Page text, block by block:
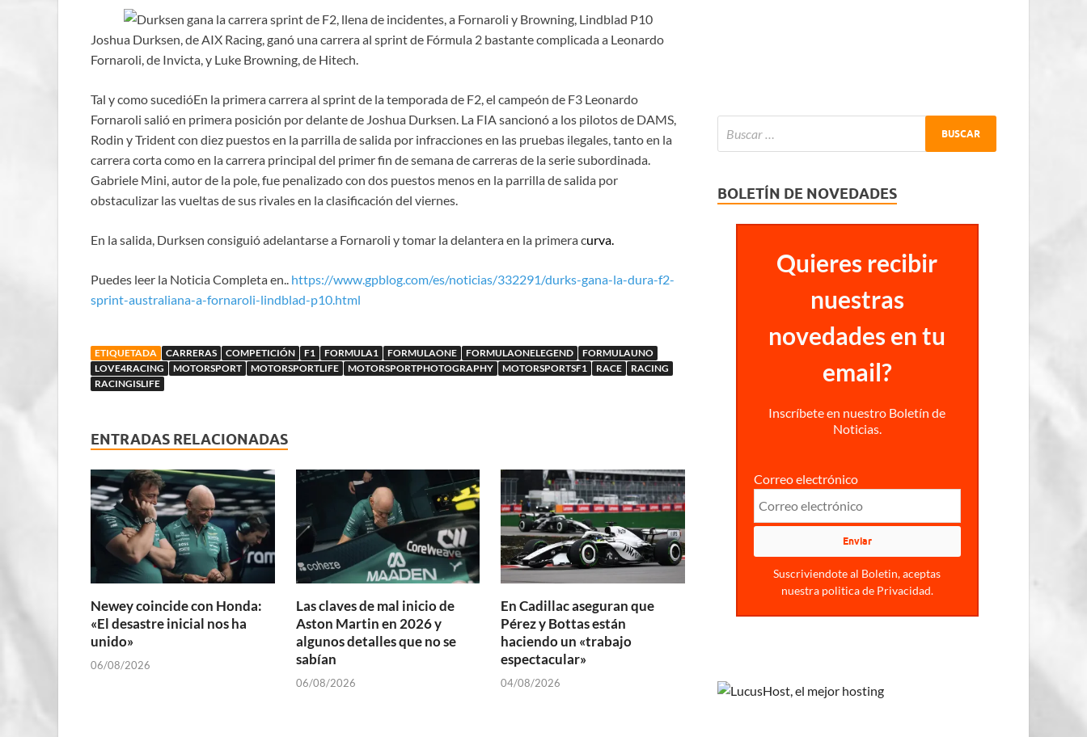
Joshua Durksen, de AIX Racing, ganó una carrera al sprint de Fórmula 2 bastante complicada a Leonardo
Fornaroli, de Invicta, y Luke Browning, de Hitech.
Tal y como sucedióEn la primera carrera al sprint de la temporada de F2, el campeón de F3 Leonardo
Fornaroli salió en primera posición por delante de Joshua Durksen. La FIA sancionó a los pilotos de DAMS,
Rodin y Trident con diez puestos en la parrilla de salida por infracciones en las pruebas ilegales, tanto en la
carrera corta como en la carrera principal del primer fin de semana de carreras de la serie subordinada.
Gabriele Mini, autor de la pole, fue penalizado con dos puestos menos en la parrilla de salida por
obstaculizar las vueltas de sus rivales en la clasificación del viernes.
En la salida, Durksen consiguió adelantarse a Fornaroli y tomar la delantera en la primera curva.
Puedes leer la Noticia Completa en.. https://www.gpblog.com/es/noticias/332291/durks-gana-la-dura-f2-
sprint-australiana-a-fornaroli-lindblad-p10.html
ETIQUETADA CARRERAS COMPETICIÓN F1 FORMULA1 FORMULAONE FORMULAONELEGEND
FORMULAUNO
LOVE4RACING
MOTORSPORT MOTORSPORTLIFE MOTORSPORTPHOTOGRAPHY MOTORSPORTSF1 RACE
RACING
RACINGISLIFE
ENTRADAS RELACIONADAS
Newey coincide con Honda:
«El desastre inicial nos ha
unido»
06/08/2026
Las claves de mal inicio de
Aston Martin en 2026 y
algunos detalles que no se
sabían
06/08/2026
En Cadillac aseguran que
Pérez y Bottas están
haciendo un «trabajo
espectacular»
04/08/2026
BOLETÍN DE NOVEDADES
Quieres recibir
nuestras
novedades en tu
email?
Inscríbete en nuestro Boletín de
Noticias.
Correo electrónico
Suscriviendote al Boletin, aceptas
nuestra politica de Privacidad.